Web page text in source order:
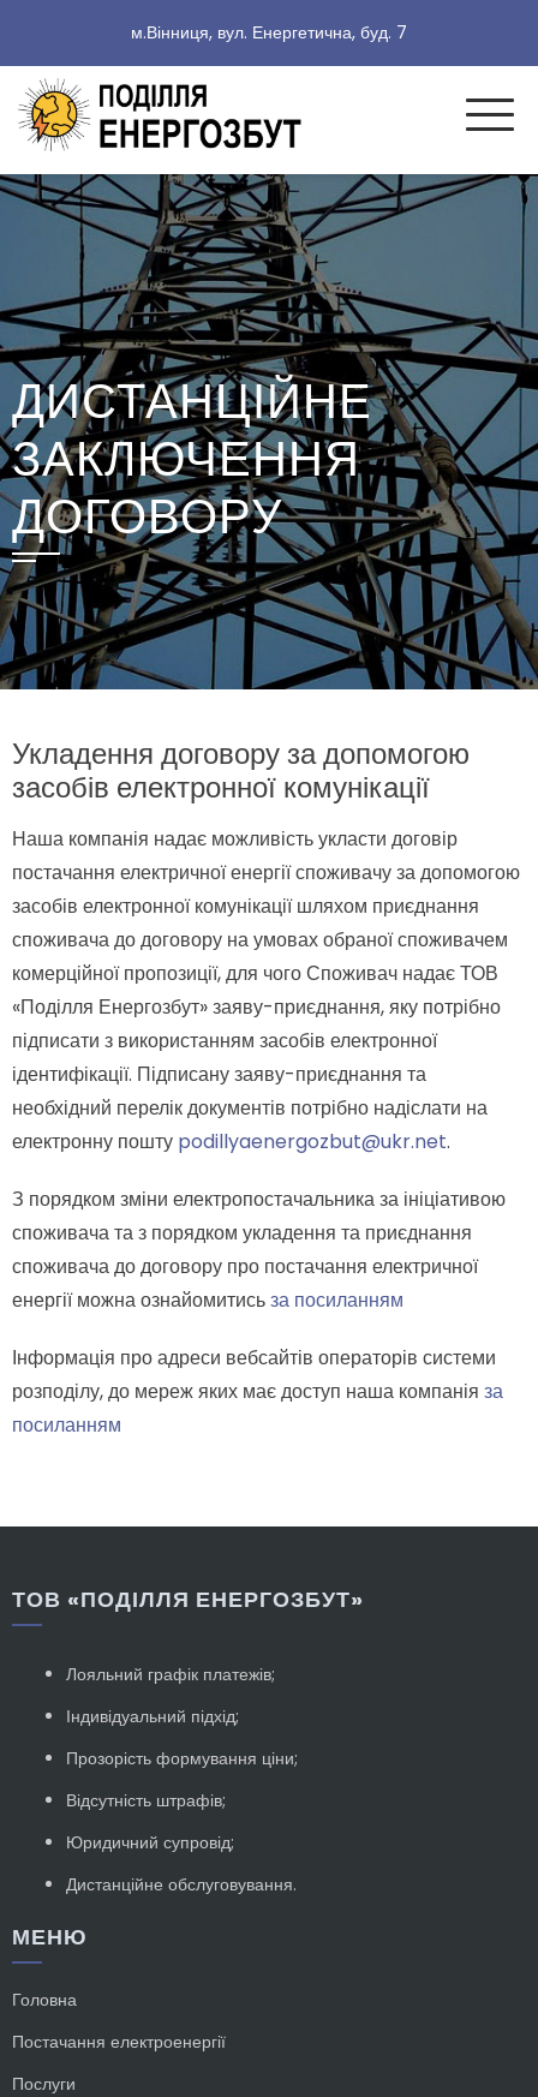
м.Вінниця, вул. Енергетична, буд. 7
ДИСТАНЦІЙНЕ
ЗАКЛЮЧЕННЯ
ДОГОВОРУ
Укладення договору за допомогою
засобів електронної комунікації
Наша компанія надає можливість укласти договір
постачання електричної енергії споживачу за допомогою
засобів електронної комунікації шляхом приєднання
споживача до договору на умовах обраної споживачем
комерційної пропозиції, для чого Споживач надає ТОВ
«Поділля Енергозбут» заяву-приєднання, яку потрібно
підписати з використанням засобів електронної
ідентифікації. Підписану заяву-приєднання та
необхідний перелік документів потрібно надіслати на
електронну пошту podillyaenergozbut@ukr.net.
З порядком зміни електропостачальника за ініціативою
споживача та з порядком укладення та приєднання
споживача до договору про постачання електричної
енергії можна ознайомитисьза посиланням
Інформація про адреси вебсайтів операторів системи
розподілу, до мереж яких має доступ наша компанія за
посиланням
ТОВ «ПОДІЛЛЯ ЕНЕРГОЗБУТ»
Лояльний графік платежів;
Індивідуальний підхід;
Прозорість формування ціни;
Відсутність штрафів;
Юридичний супровід;
Дистанційне обслуговування.
МЕНЮ
Головна
Постачання електроенергії
Послуги